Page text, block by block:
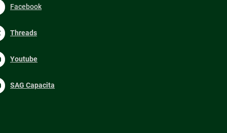
Facebook
Threads
Youtube
SAG Capacita